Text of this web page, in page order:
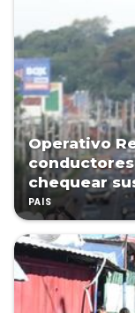
Operativo
chequear
PAÍS